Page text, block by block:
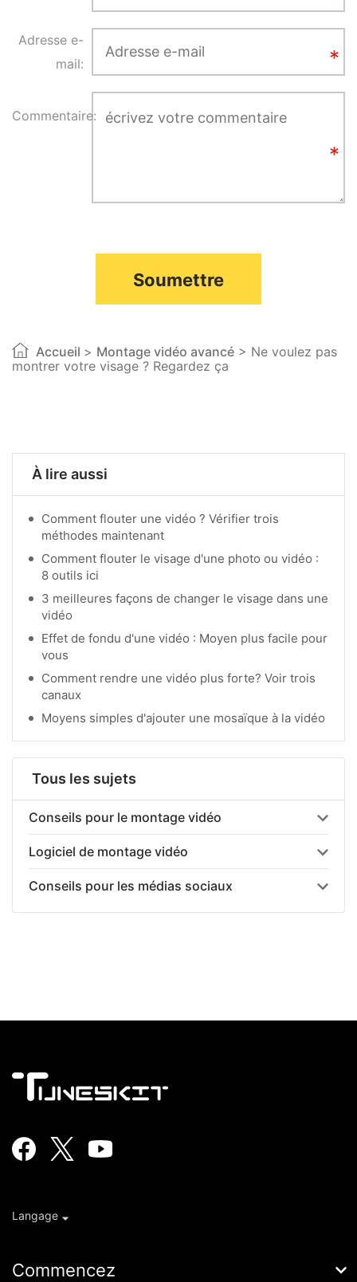
À lire aussi
Comment flouter une vidéo ? Vérifier trois
méthodes maintenant
Comment flouter le visage d'une photo ou vidéo :
8 outils ici
3 meilleures façons de changer le visage dans une
vidéo
Effet de fondu d'une vidéo : Moyen plus facile pour
vous
Comment rendre une vidéo plus forte? Voir trois
canaux
Moyens simples d'ajouter une mosaïque à la vidéo
Tous les sujets
Conseils pour le montage vidéo
Logiciel de montage vidéo
Conseils pour les médias sociaux
Adresse e-
mail:
Commentaire:
Soumettre
Accueil > Montage vidéo avancé > Ne voulez pas
montrer votre visage ? Regardez ça
Langage
Commencez